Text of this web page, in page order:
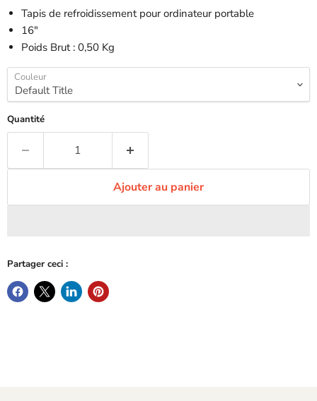
Tapis de refroidissement pour ordinateur portable
16"
Poids Brut : 0,50 Kg
Couleur
Quantité
Ajouter au panier
Partager ceci :